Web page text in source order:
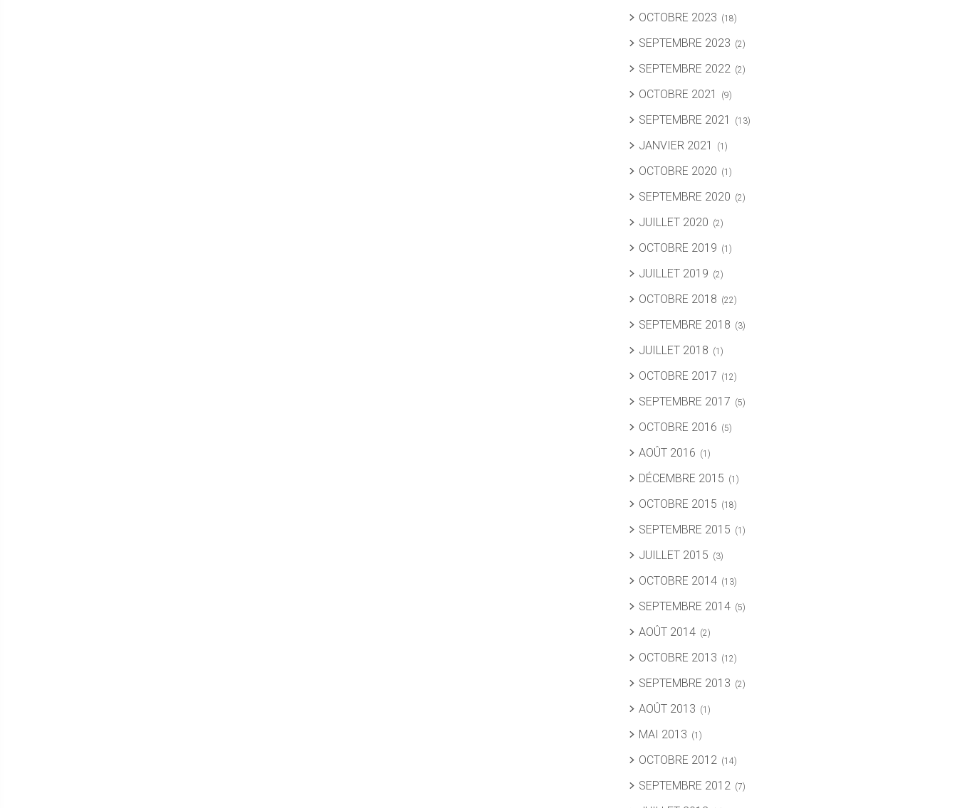
OCTOBRE 2023 (18)
SEPTEMBRE 2023 (2)
SEPTEMBRE 2022 (2)
OCTOBRE 2021 (9)
SEPTEMBRE 2021 (13)
JANVIER 2021 (1)
OCTOBRE 2020 (1)
SEPTEMBRE 2020 (2)
JUILLET 2020 (2)
OCTOBRE 2019 (1)
JUILLET 2019 (2)
OCTOBRE 2018 (22)
SEPTEMBRE 2018 (3)
JUILLET 2018 (1)
OCTOBRE 2017 (12)
SEPTEMBRE 2017 (5)
OCTOBRE 2016 (5)
AOÛT 2016 (1)
DÉCEMBRE 2015 (1)
OCTOBRE 2015 (18)
SEPTEMBRE 2015 (1)
JUILLET 2015 (3)
OCTOBRE 2014 (13)
SEPTEMBRE 2014 (5)
AOÛT 2014 (2)
OCTOBRE 2013 (12)
SEPTEMBRE 2013 (2)
AOÛT 2013 (1)
MAI 2013 (1)
OCTOBRE 2012 (14)
SEPTEMBRE 2012 (7)